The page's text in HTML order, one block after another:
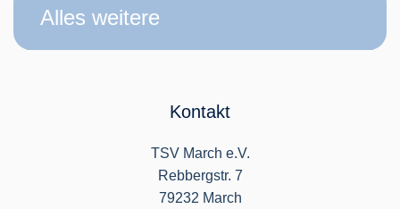
Alles weitere
Kontakt
TSV March e.V.
Rebbergstr. 7
79232 March